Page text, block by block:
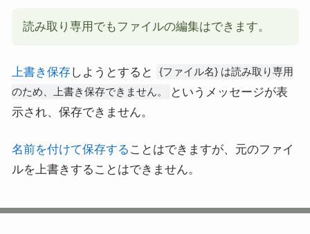
読み取り専用でもファイルの編集はできます。
上書き保存しようとすると
{ファイル名} は読み取り専用
のため、上書き保存できません。
というメッセージが表
示され、保存できません。
名前を付けて保存する ことはできますが、元のファイ
ルを上書きすることはできません。